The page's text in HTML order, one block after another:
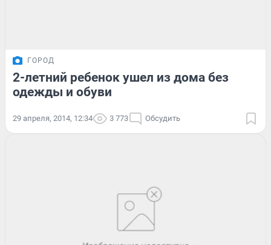
ГОРОД
2-летний ребенок ушел из дома без
одежды и обуви
29 апреля, 2014, 12:34 3 773 Обсудить